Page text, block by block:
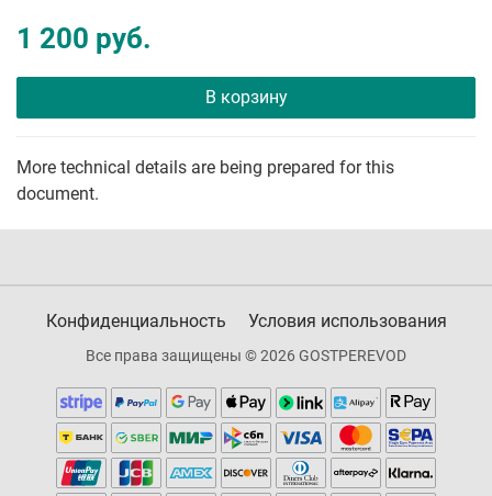
1 200 руб.
В корзину
More technical details are being prepared for this
document.
Конфиденциальность Условия использования
Все права защищены © 2026 GOSTPEREVOD